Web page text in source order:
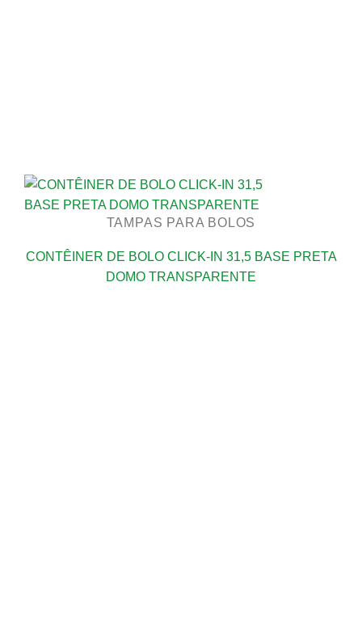
TAMPAS PARA BOLOS
CONTÊINER DE BOLO CLICK-IN 31,5 BASE PRETA
DOMO TRANSPARENTE